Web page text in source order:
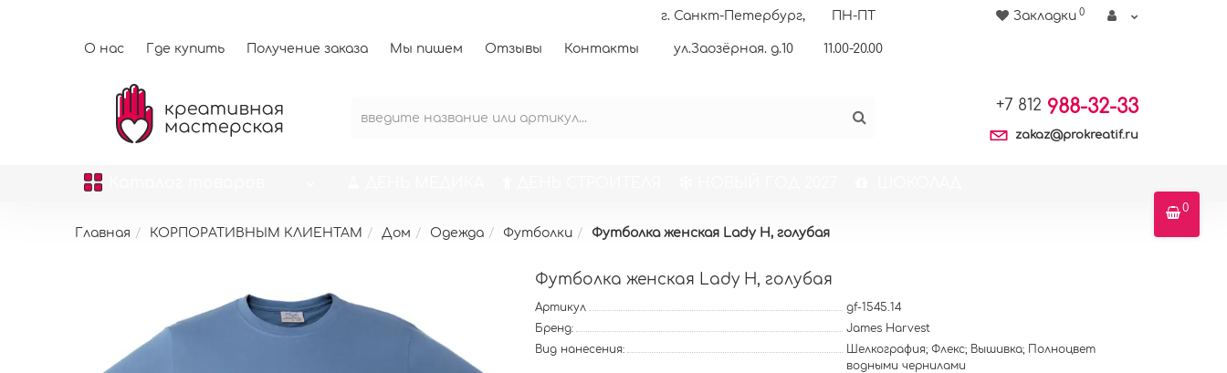
О нас Где купить Получение заказа Мы пишем Отзывы Контакты
г. Санкт-Петербург,
ул.Заозёрная. д.10
ПН-ПТ
11.00-20.00
Закладки 0
+7 812 988-32-33
zakaz@prokreatif.ru
0
Главная КОРПОРАТИВНЫМ КЛИЕНТАМ Дом Одежда Футболки Футболка женская Lady H, голубая
Футболка женская Lady H, голубая
Артикул
gf-1545.14
Бренд:
James Harvest
Вид нанесения:
Шелкография; Флекс; Вышивка; Полноцвет
водными чернилами